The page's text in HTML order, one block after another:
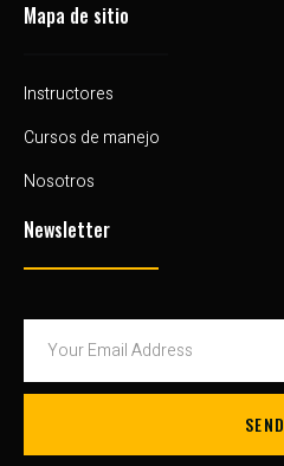
Mapa de sitio
Instructores
Cursos de manejo
Nosotros
Newsletter
SEND